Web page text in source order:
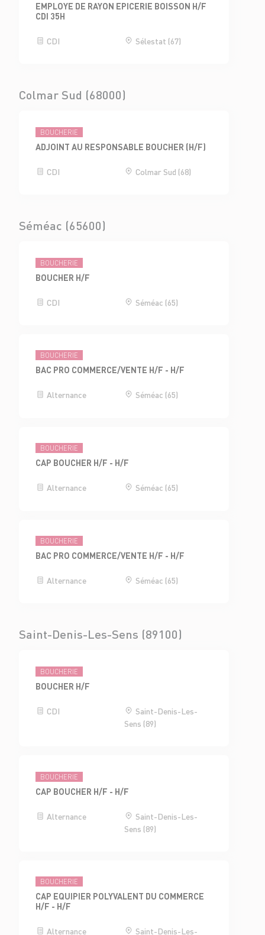
EMPLOYE DE RAYON EPICERIE BOISSON H/F
CDI 35H
CDI Sélestat (67)
Colmar Sud (68000)
BOUCHERIE
ADJOINT AU RESPONSABLE BOUCHER (H/F)
CDI Colmar Sud (68)
Séméac (65600)
BOUCHERIE
BOUCHER H/F
CDI Séméac (65)
BOUCHERIE
BAC PRO COMMERCE/VENTE H/F - H/F
Alternance Séméac (65)
BOUCHERIE
CAP BOUCHER H/F - H/F
Alternance Séméac (65)
BOUCHERIE
BAC PRO COMMERCE/VENTE H/F - H/F
Alternance Séméac (65)
Saint-Denis-Les-Sens (89100)
BOUCHERIE
BOUCHER H/F
CDI
Saint-Denis-Les-
Sens (89)
BOUCHERIE
CAP BOUCHER H/F - H/F
Alternance
Saint-Denis-Les-
Sens (89)
BOUCHERIE
CAP EQUIPIER POLYVALENT DU COMMERCE
H/F - H/F
Alternance Saint-Denis-Les-